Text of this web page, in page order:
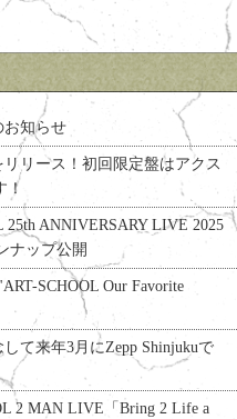
お知らせ
リリース！初回限定盤はアクス
！
25th ANNIVERSARY LIVE 2025
ナップ公開
SCHOOL Our Favorite
て来年3月にZepp Shinjukuで
2 MAN LIVE「Bring 2 Life a